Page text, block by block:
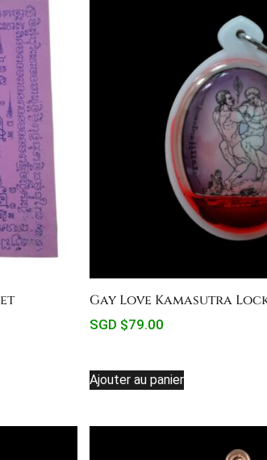
Gay Love Kamasutra
SGD $79.00
Ajouter au panier